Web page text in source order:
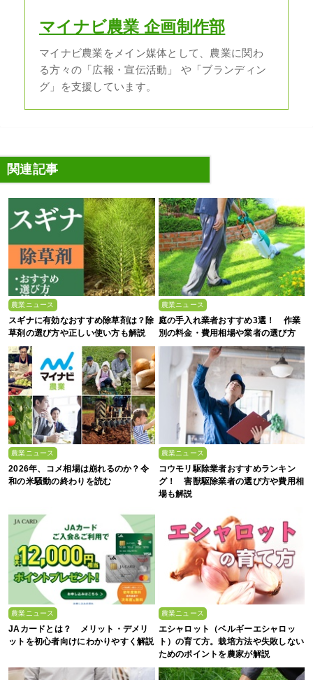
マイナビ農業 企画制作部
マイナビ農業をメイン媒体として、農業に関わ
る方々の「広報・宣伝活動」 や「ブランディン
グ」を支援しています。
関連記事
農業ニュース
スギナに有効なおすすめ除草剤は？除
草剤の選び方や正しい使い方も解説
農業ニュース
庭の手入れ業者おすすめ3選！ 作業
別の料金・費用相場や業者の選び方
農業ニュース
2026年、コメ相場は崩れるのか？令
和の米騒動の終わりを読む
農業ニュース
コウモリ駆除業者おすすめランキン
グ！ 害獣駆除業者の選び方や費用相
場も解説
農業ニュース
JAカードとは？ メリット・デメリ
ットを初心者向けにわかりやすく解説
農業ニュース
エシャロット（ベルギーエシャロッ
ト）の育て方。栽培方法や失敗しない
ためのポイントを農家が解説